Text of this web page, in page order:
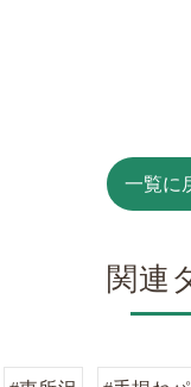
一覧に
関連